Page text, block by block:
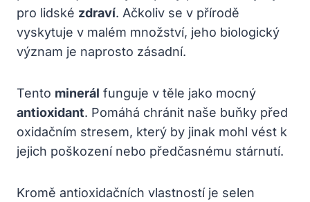
pro lidské zdraví. Ačkoliv se v přírodě
vyskytuje v malém množství, jeho biologický
význam je naprosto zásadní.
Tento minerál funguje v těle jako mocný
antioxidant. Pomáhá chránit naše buňky před
oxidačním stresem, který by jinak mohl vést k
jejich poškození nebo předčasnému stárnutí.
Kromě antioxidačních vlastností je selen